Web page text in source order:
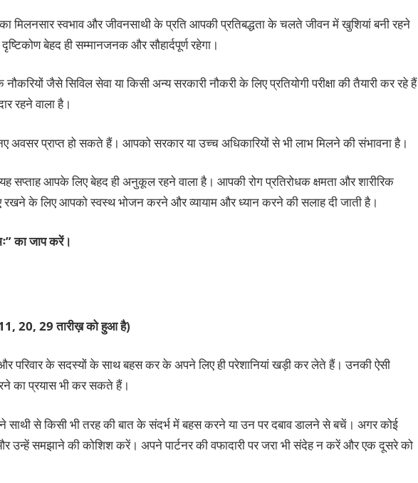
मिलनसार स्वभाव और जीवनसाथी के प्रति आपकी प्रतिबद्धता के चलते जीवन में खुशियां बनी रहने
बेहद ही सम्मानजनक और सौहार्दपूर्ण रहेगा।
जैसे सिविल सेवा या किसी अन्य सरकारी नौकरी के लिए प्रतियोगी परीक्षा की तैयारी कर रहे हैं
रहने वाला है।
अवसर प्राप्त हो सकते हैं। आपको सरकार या उच्च अधिकारियों से भी लाभ मिलने की संभावना है।
सप्ताह आपके लिए बेहद ही अनुकूल रहने वाला है। आपकी रोग प्रतिरोधक क्षमता और शारीरिक
रखने के लिए आपको स्वस्थ भोजन करने और व्यायाम और ध्यान करने की सलाह दी जाती है।
का जाप करें।
20, 29 तारीख़ को हुआ है)
परिवार के सदस्यों के साथ बहस कर के अपने लिए ही परेशानियां खड़ी कर लेते हैं। उनकी ऐसी
का प्रयास भी कर सकते हैं।
साथी से किसी भी तरह की बात के संदर्भ में बहस करने या उन पर दबाव डालने से बचें। अगर कोई
उन्हें समझाने की कोशिश करें। अपने पार्टनर की वफादारी पर जरा भी संदेह न करें और एक दूसरे को